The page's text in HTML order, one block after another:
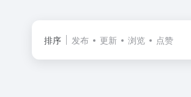
排序 发布 更新 浏览 点赞